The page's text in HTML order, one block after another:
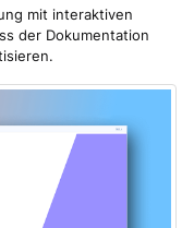
mit interaktiven
der Dokumentation